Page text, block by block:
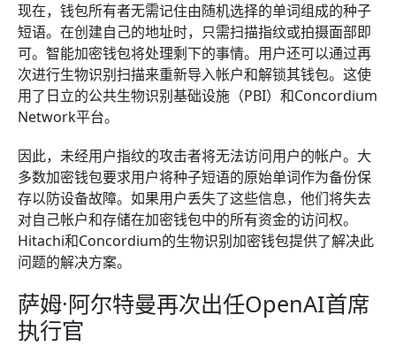
现在，钱包所有者无需记住由随机选择的单词组成的种子
短语。在创建自己的地址时，只需扫描指纹或拍摄面部即
可。智能加密钱包将处理剩下的事情。用户还可以通过再
次进行生物识别扫描来重新导入帐户和解锁其钱包。这使
用了日立的公共生物识别基础设施（PBI）和Concordium
Network平台。
因此，未经用户指纹的攻击者将无法访问用户的帐户。大
多数加密钱包要求用户将种子短语的原始单词作为备份保
存以防设备故障。如果用户丢失了这些信息，他们将失去
对自己帐户和存储在加密钱包中的所有资金的访问权。
Hitachi和Concordium的生物识别加密钱包提供了解决此
问题的解决方案。
萨姆·阿尔特曼再次出任OpenAI首席
执行官